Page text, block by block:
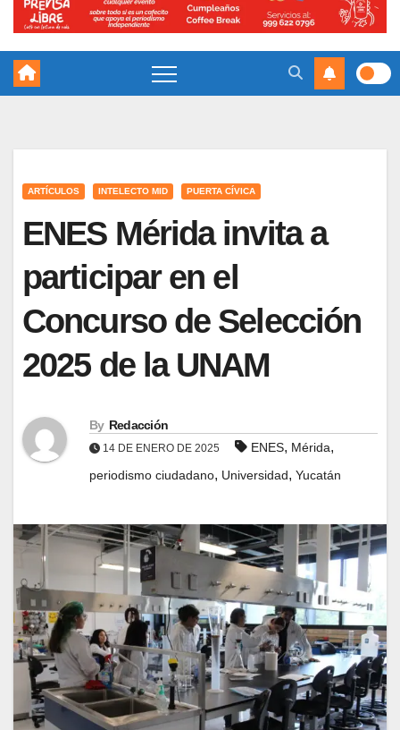
ARTÍCULOS INTELECTO MID PUERTA CÍVICA
ENES Mérida invita a
participar en el
Concurso de Selección
2025 de la UNAM
By Redacción
14 DE ENERO DE 2025 ENES, Mérida,
periodismo ciudadano, Universidad, Yucatán